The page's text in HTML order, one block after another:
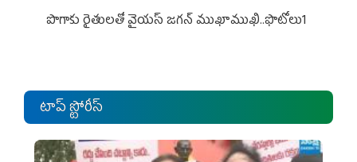
పొగాకు రైతుల‌తో వైయ‌స్ జ‌గ‌న్ ముఖాముఖి..ఫొటోలు1
టాప్ స్టోరీస్